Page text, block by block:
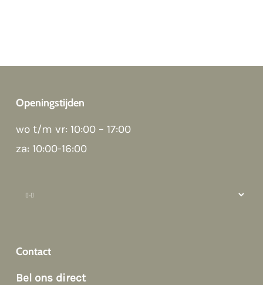
Openingstijden
wo t/m vr: 10:00 – 17:00
za: 10:00-16:00
Contact
Bel ons direct
Good morning 👋
Hoi! Kunnen we ergens bij helpen?